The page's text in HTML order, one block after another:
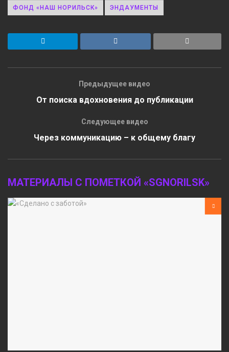
ФОНД «НАШ НОРИЛЬСК» ЭНДАУМЕНТЫ
Предыдущее видео
От поиска вдохновения до публикации
Следующее видео
Через коммуникацию – к общему благу
МАТЕРИАЛЫ С ПОМЕТКОЙ «SGNORILSK»